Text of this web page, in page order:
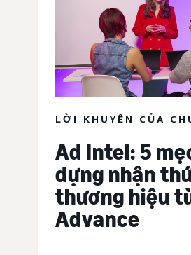
LỜI KHUYÊN CỦA
Ad Intel: 5
dựng nhận
thương hiệu
Advance